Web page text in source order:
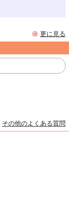
更に見る
その他のよくある質問